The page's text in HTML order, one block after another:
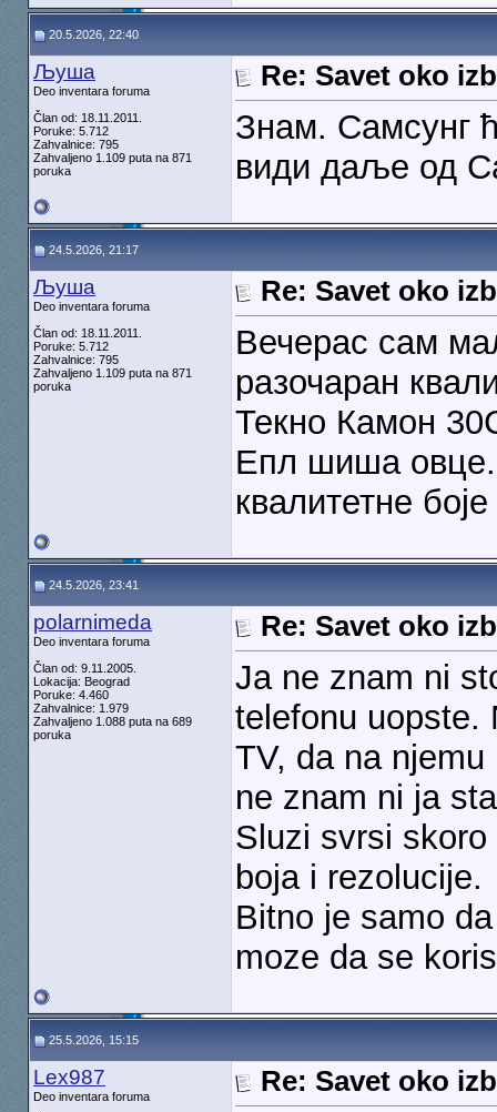
20.5.2026, 22:40
Љуша
Deo inventara foruma
Član od: 18.11.2011.
Poruke: 5.712
Zahvalnice: 795
Zahvaljeno 1.109 puta na 871
poruka
Re: Savet oko
Знам. Самсунг
види даље од
24.5.2026, 21:17
Љуша
Deo inventara foruma
Član od: 18.11.2011.
Poruke: 5.712
Zahvalnice: 795
Zahvaljeno 1.109 puta na 871
poruka
Re: Savet oko
Вечерас сам
разочаран
Текно Камон
Епл шиша овце.
квалитетне
24.5.2026, 23:41
polarnimeda
Deo inventara foruma
Član od: 9.11.2005.
Lokacija: Beograd
Poruke: 4.460
Zahvalnice: 1.979
Zahvaljeno 1.088 puta na 689
poruka
Re: Savet oko
Ja ne znam ni
telefonu uopste.
TV, da na
ne znam ni ja
Sluzi svrsi
boja i rezolucije.
Bitno je samo
moze da se
25.5.2026, 15:15
Lex987
Deo inventara foruma
Re: Savet oko